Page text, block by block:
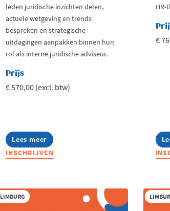
leden juridische inzichten delen,
actuele wetgeving en trends
bespreken en strategische
uitdagingen aanpakken binnen hun
rol als interne juridische adviseur.
Prijs
€ 570,00 (excl. btw)
Lees meer
about
Netwerk
Counsel
INSCHRIJVEN
HR-
€
LIMBURG